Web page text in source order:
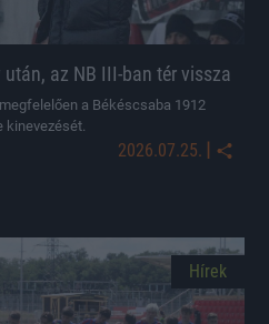
után, az NB III-ban tér vissza
a Békéscsaba 1912
kinevezését.
2026.07.25. |
Hírek